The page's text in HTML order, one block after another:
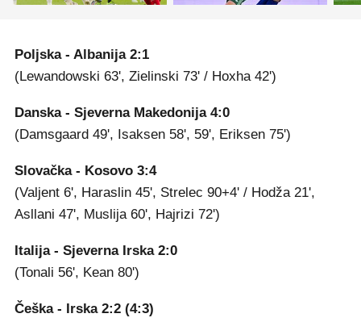
Poljska - Albanija 2:1
(Lewandowski 63', Zielinski 73' / Hoxha 42')
Danska - Sjeverna Makedonija 4:0
(Damsgaard 49', Isaksen 58', 59', Eriksen 75')
Slovačka - Kosovo 3:4
(Valjent 6', Haraslin 45', Strelec 90+4' / Hodža 21',
Asllani 47', Muslija 60', Hajrizi 72')
Italija - Sjeverna Irska 2:0
(Tonali 56', Kean 80')
Češka - Irska 2:2 (4:3)